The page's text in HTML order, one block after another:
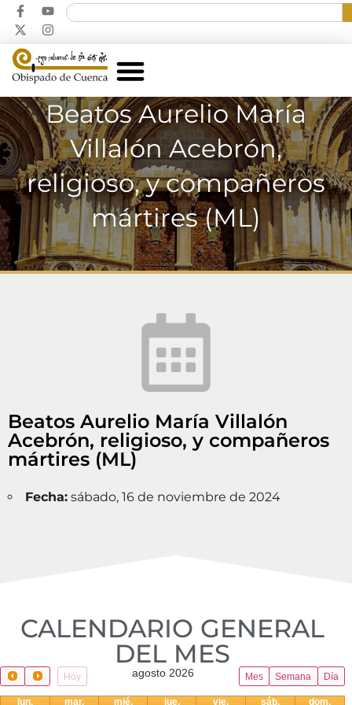
Beatos Aurelio María
Villalón Acebrón,
religioso, y compañeros
mártires (ML)
Beatos Aurelio María Villalón
Acebrón, religioso, y compañeros
mártires (ML)
Fecha: sábado, 16 de noviembre de 2024
CALENDARIO GENERAL
DEL MES​
Hoy Mes Semana Día
agosto 2026
lun. mar. mié. jue. vie. sáb.
dom.